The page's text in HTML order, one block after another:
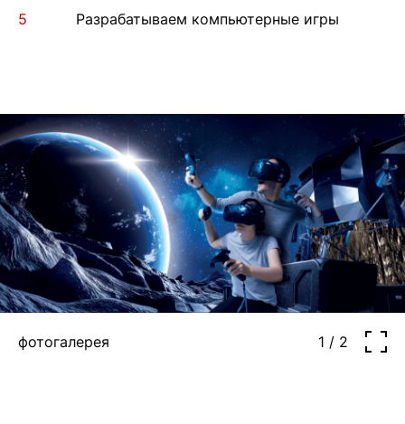
Разрабатываем компьютерные игры
фотогалерея 1 / 2